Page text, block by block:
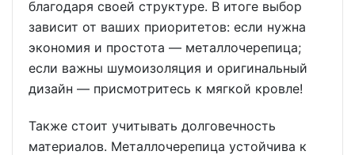
благодаря своей структуре. В итоге выбор
зависит от ваших приоритетов: если нужна
экономия и простота — металлочерепица;
если важны шумоизоляция и оригинальный
дизайн — присмотритесь к мягкой кровле!
Также стоит учитывать долговечность
материалов. Металлочерепица устойчива к